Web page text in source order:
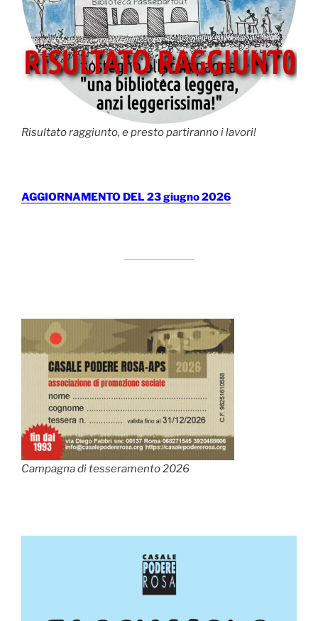
Risultato raggiunto, e presto partiranno i lavori!
AGGIORNAMENTO DEL 23 giugno 2026
Campagna di tesseramento 2026